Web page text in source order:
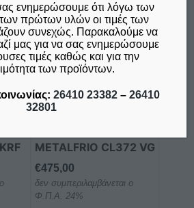
range:
ΒΙΤΡΙΝΑ ΕΠΙΔΑΠΕΔΙΑ
METALFRIO CL372 VG
€475,00
δεν συμπεριλαμβάνεται ο
Φ.Π.Α. 24%
ενημερώσουμε ότι λόγω των
πρώτων υλών οι τιμές των
συνεχώς. Παρακαλούμε να
μας για να σας ενημερώσουμε
τιμές καθώς και για την
των προϊόντων.
26410 23382 – 26410
32801